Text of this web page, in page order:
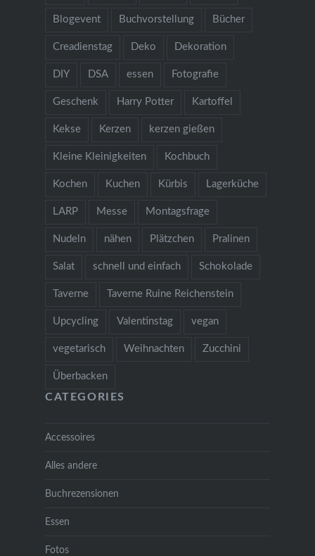
Blogevent Buchvorstellung Bücher
Creadienstag Deko Dekoration
DIY DSA essen Fotografie
Geschenk Harry Potter Kartoffel
Kekse Kerzen kerzen gießen
Kleine Kleinigkeiten Kochbuch
Kochen Kuchen Kürbis Lagerküche
LARP Messe Montagsfrage
Nudeln nähen Plätzchen Pralinen
Salat schnell und einfach Schokolade
Taverne Taverne Ruine Reichenstein
Upcycling Valentinstag vegan
vegetarisch Weihnachten Zucchini
Überbacken
CATEGORIES
Accessoires
Alles andere
Buchrezensionen
Essen
Fotos